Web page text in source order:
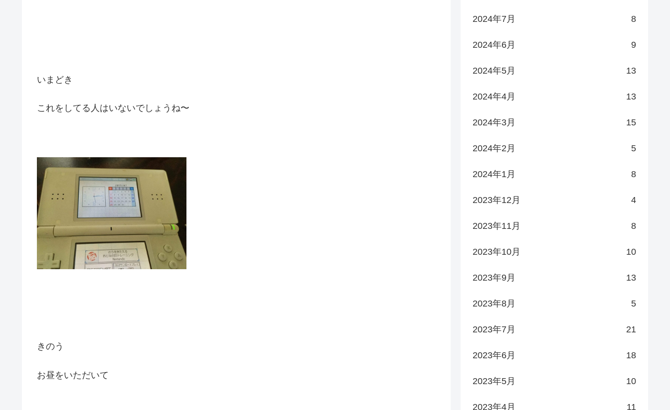
いまどき
これをしてる人はいないでしょうね〜
きのう
お昼をいただいて
2024年7月 8
2024年6月 9
2024年5月 13
2024年4月 13
2024年3月 15
2024年2月 5
2024年1月 8
2023年12月 4
2023年11月 8
2023年10月 10
2023年9月 13
2023年8月 5
2023年7月 21
2023年6月 18
2023年5月 10
2023年4月 11